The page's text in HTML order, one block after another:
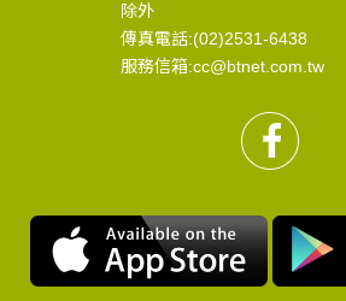
除外
傳真電話:(02)2531-6438
服務信箱:cc@btnet.com.tw